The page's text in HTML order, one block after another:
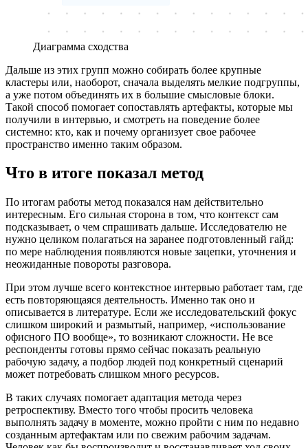
Диаграмма сходства
Дальше из этих групп можно собирать более крупные
кластеры или, наоборот, сначала выделять мелкие подгруппы,
а уже потом объединять их в большие смысловые блоки.
Такой способ помогает сопоставлять артефакты, которые мы
получили в интервью, и смотреть на поведение более
системно: кто, как и почему организует свое рабочее
пространство именно таким образом.
Что в итоге показал метод
По итогам работы метод показался нам действительно
интересным. Его сильная сторона в том, что контекст сам
подсказывает, о чем спрашивать дальше. Исследователю не
нужно целиком полагаться на заранее подготовленный гайд:
по мере наблюдения появляются новые зацепки, уточнения и
неожиданные повороты разговора.
При этом лучше всего контекстное интервью работает там, где
есть повторяющаяся деятельность. Именно так оно и
описывается в литературе. Если же исследовательский фокус
слишком широкий и размытый, например, «использование
офисного ПО вообще», то возникают сложности. Не все
респонденты готовы прямо сейчас показать реальную
рабочую задачу, а подбор людей под конкретный сценарий
может потребовать слишком много ресурсов.
В таких случаях помогает адаптация метода через
ретроспективу. Вместо того чтобы просить человека
выполнять задачу в моменте, можно пройти с ним по недавно
созданным артефактам или по свежим рабочим задачам.